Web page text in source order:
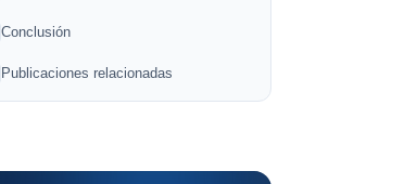
Conclusión
Publicaciones relacionadas